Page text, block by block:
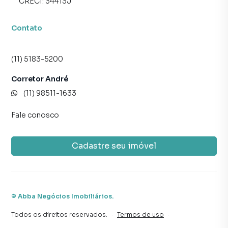
Contato
(11) 5183-5200
Corretor André
(11) 98511-1633
Fale conosco
Cadastre seu imóvel
© Abba Negócios Imobiliários.
Todos os direitos reservados. · Termos de uso ·